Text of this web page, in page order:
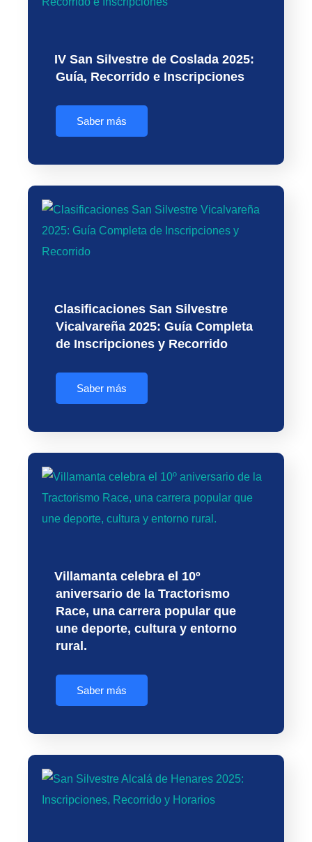
IV San Silvestre de Coslada 2025:
Guía, Recorrido e Inscripciones
Saber más
Clasificaciones San Silvestre
Vicalvareña 2025: Guía Completa
de Inscripciones y Recorrido
Saber más
Villamanta celebra el 10º
aniversario de la Tractorismo
Race, una carrera popular que
une deporte, cultura y entorno
rural.
Saber más